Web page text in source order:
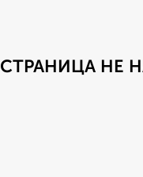
СТРАНИЦА НЕ